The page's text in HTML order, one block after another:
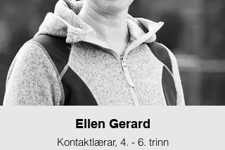
Ellen Gerard
Kontaktlærar, 4. - 6. trinn